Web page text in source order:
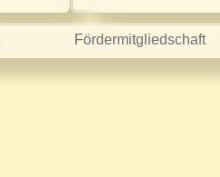
Fördermitgliedschaft